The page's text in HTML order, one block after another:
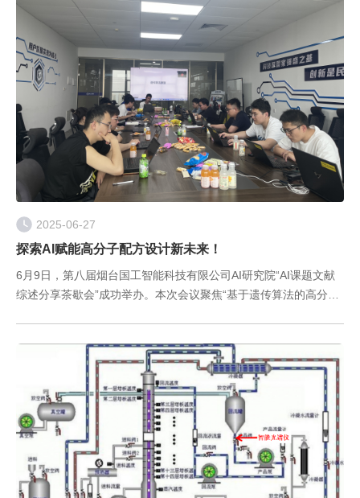
2025-06-27
探索AI赋能高分子配方设计新未来！
6月9日，第八届烟台国工智能科技有限公司AI研究院“AI课题文献
综述分享茶歇会”成功举办。本次会议聚焦“基于遗传算法的高分子